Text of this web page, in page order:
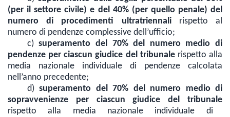
(per il settore civile) e del 40% (per quello penale) del
numero di procedimenti ultratriennalirispetto al
numero di pendenze complessive dell’ufficio;
c)superamento del 70% del numero medio di
pendenze per ciascun giudice del tribunalerispetto alla
media nazionale individuale di pendenze calcolata
nell’anno precedente;
d)superamento del 70% del numero medio di
sopravvenienze per ciascun giudice del tribunale
rispetto alla media nazionale individuale di